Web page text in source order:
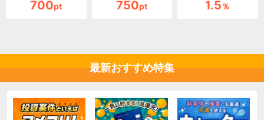
700pt 750pt 1.5％
最新おすすめ特集